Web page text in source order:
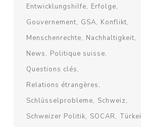
Entwicklungshilfe
Erfolge
Gouvernement
GSA
Konflikt
Menschenrechte
Nachhaltigkeit
News
Politique suisse
Questions clés
Relations étrangères
Schlüsselprobleme
Schweiz
Schweizer Politik
SOCAR
Türkei